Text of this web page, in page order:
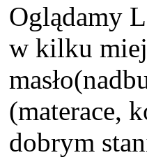
Oglądamy
w kilku
(materace,
dobrym